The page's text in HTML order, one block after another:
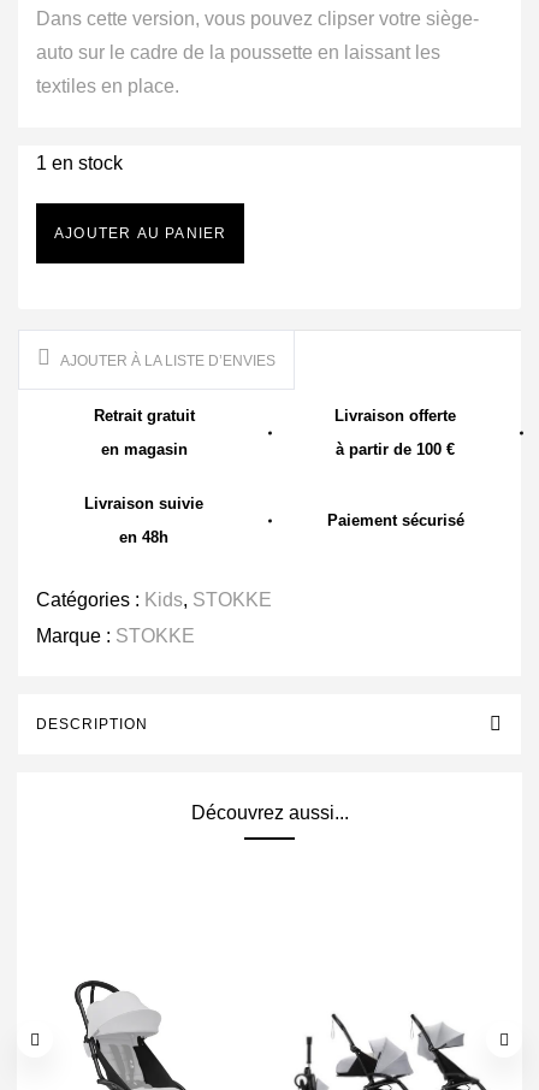
Dans cette version, vous pouvez clipser votre siège-
auto sur le cadre de la poussette en laissant les
textiles en place.
1 en stock
AJOUTER AU PANIER
AJOUTER À LA LISTE D’ENVIES
Retrait gratuit
en magasin
Livraison offerte
à partir de 100 €
Livraison suivie
en 48h
Paiement sécurisé
Catégories : Kids, STOKKE
Marque : STOKKE
DESCRIPTION
Découvrez aussi...